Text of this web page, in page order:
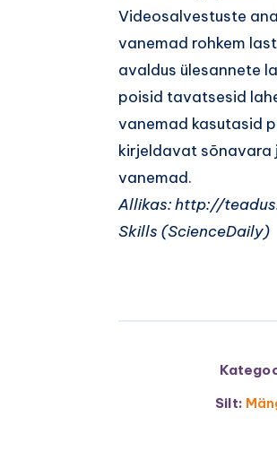
Videosalvestuste
vanemad rohkem
avaldus ülesannete
poisid tavatsesid
vanemad kasutasid
kirjeldavat sõnavara
vanemad.
Allikas: http://
Skills (ScienceDaily)
Silt: